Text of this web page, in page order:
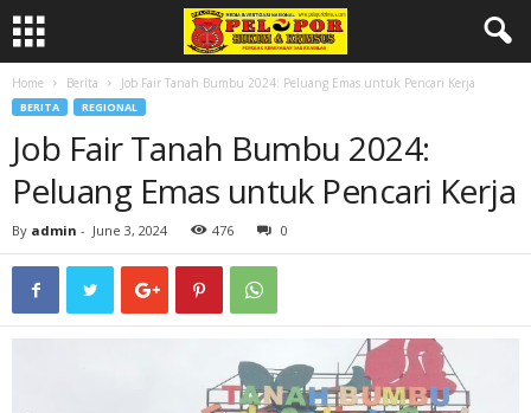
Home Berita Job Fair Tanah Bumbu 2024: Peluang Emas untuk Pencari Kerja
BERITA REGIONAL
Job Fair Tanah Bumbu 2024:
Peluang Emas untuk Pencari Kerja
By admin - June 3, 2024 476 0